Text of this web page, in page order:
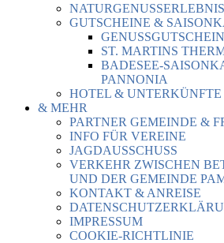
GUTSCHEINE &
ST. MARTINS
BADESEE-
PANNONIA
HOTEL & UNTERKÜNFTE
& MEHR
PARTNER GEMEINDE &
INFO FÜR VEREINE
JAGDAUSSCHUSS
VERKEHR ZWISCHEN
UND DER GEMEINDE
KONTAKT & ANREISE
IMPRESSUM
COOKIE-RICHTLINIE